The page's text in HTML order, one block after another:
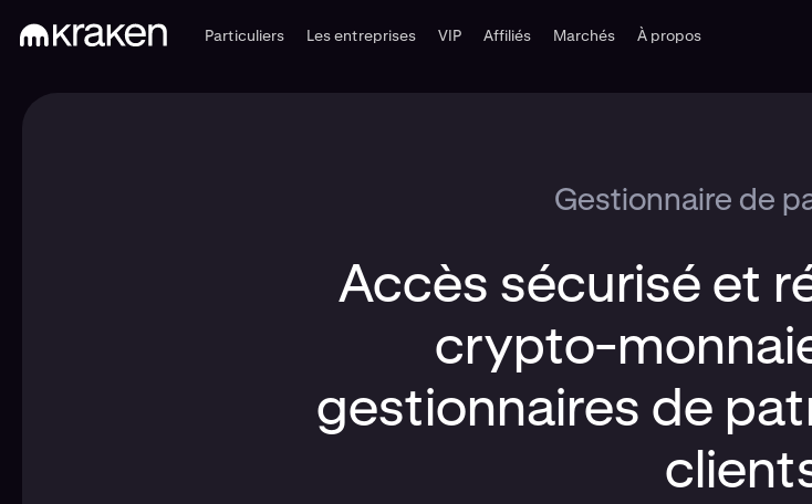
Particuliers Les entreprises VIP Affiliés Marchés À propos
Gestionnaire de
Accès sécurisé et
crypto-
gestionnaires de